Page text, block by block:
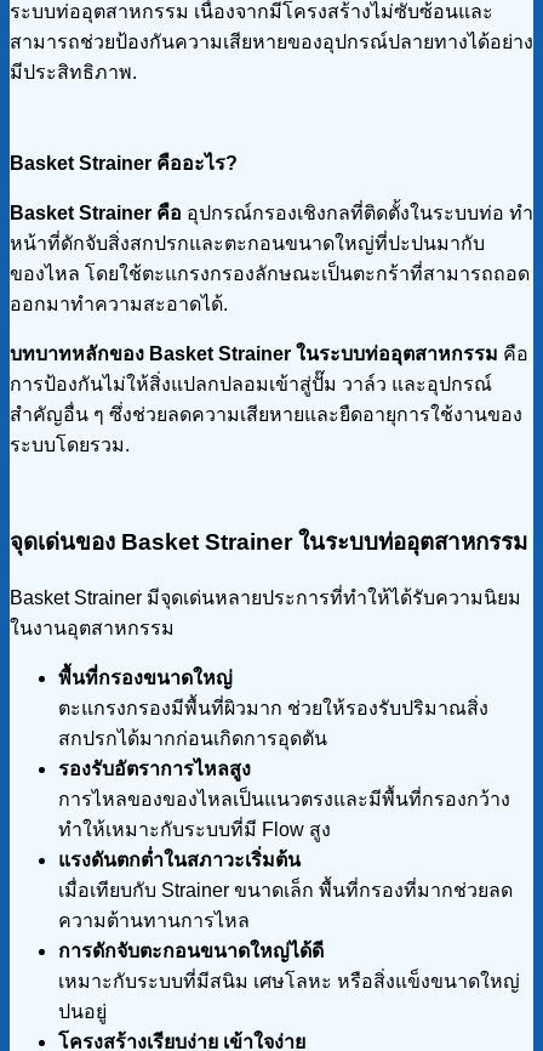
ระบบท่ออุตสาหกรรม เนื่องจากมีโครงสร้างไม่ซับซ้อนและ
สามารถช่วยป้องกันความเสียหายของอุปกรณ์ปลายทางได้อย่าง
มีประสิทธิภาพ.
Basket Strainer คืออะไร?
Basket Strainer คือ อุปกรณ์กรองเชิงกลที่ติดตั้งในระบบท่อ ทำ
หน้าที่ดักจับสิ่งสกปรกและตะกอนขนาดใหญ่ที่ปะปนมากับ
ของไหล โดยใช้ตะแกรงกรองลักษณะเป็นตะกร้าที่สามารถถอด
ออกมาทำความสะอาดได้.
บทบาทหลักของ Basket Strainer ในระบบท่ออุตสาหกรรม คือ
การป้องกันไม่ให้สิ่งแปลกปลอมเข้าสู่ปั๊ม วาล์ว และอุปกรณ์
สำคัญอื่น ๆ ซึ่งช่วยลดความเสียหายและยืดอายุการใช้งานของ
ระบบโดยรวม.
จุดเด่นของ Basket Strainerในระบบท่ออุตสาหกรรม
Basket Strainer มีจุดเด่นหลายประการที่ทำให้ได้รับความนิยม
ในงานอุตสาหกรรม
พื้นที่กรองขนาดใหญ่
ตะแกรงกรองมีพื้นที่ผิวมาก ช่วยให้รองรับปริมาณสิ่ง
สกปรกได้มากก่อนเกิดการอุดตัน
รองรับอัตราการไหลสูง
การไหลของของไหลเป็นแนวตรงและมีพื้นที่กรองกว้าง
ทำให้เหมาะกับระบบที่มี Flow สูง
แรงดันตกต่ำในสภาวะเริ่มต้น
เมื่อเทียบกับ Strainer ขนาดเล็ก พื้นที่กรองที่มากช่วยลด
ความต้านทานการไหล
การดักจับตะกอนขนาดใหญ่ได้ดี
เหมาะกับระบบที่มีสนิม เศษโลหะ หรือสิ่งแข็งขนาดใหญ่
ปนอยู่
โครงสร้างเรียบง่าย เข้าใจง่าย